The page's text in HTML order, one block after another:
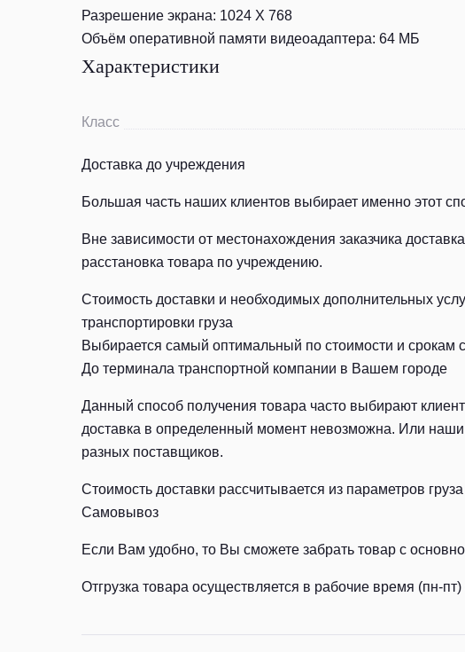
Разрешение экрана: 1024 Х 768
Объём оперативной памяти видеоадаптера: 64 MБ
Характеристики
Класс
Доставка до учреждения
Большая часть наших клиентов выбирает именно этот
Вне зависимости от местонахождения заказчика
расстановка товара по учреждению.
Стоимость доставки и необходимых дополнительных
транспортировки груза
Выбирается самый оптимальный по стоимости и срокам
До терминала транспортной компании в Вашем городе
Данный способ получения товара часто выбирают
доставка в определенный момент невозможна. Или наши
разных поставщиков.
Стоимость доставки рассчитывается из параметров
Самовывоз
Если Вам удобно, то Вы сможете забрать товар с
Отгрузка товара осуществляется в рабочие время (пн-